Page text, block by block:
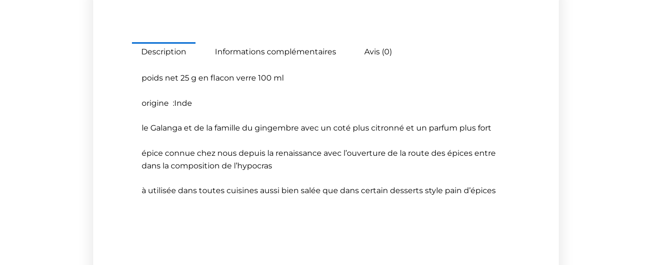
Description Informations complémentaires Avis (0)
poids net 25 g en flacon verre 100 ml
origine :Inde
le Galanga et de la famille du gingembre avec un coté plus citronné et un parfum plus fort
épice connue chez nous depuis la renaissance avec l’ouverture de la route des épices entre
dans la composition de l’hypocras
à utilisée dans toutes cuisines aussi bien salée que dans certain desserts style pain d’épices